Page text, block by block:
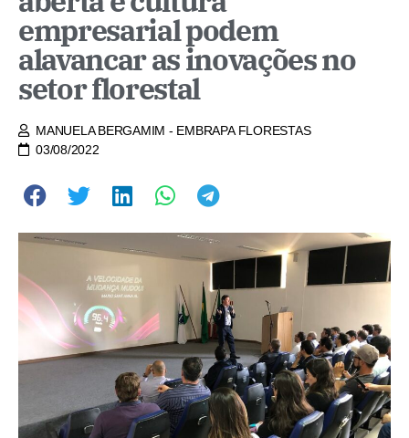
empresarial podem
alavancar as inovações no
setor florestal
MANUELA BERGAMIM - EMBRAPA FLORESTAS
03/08/2022